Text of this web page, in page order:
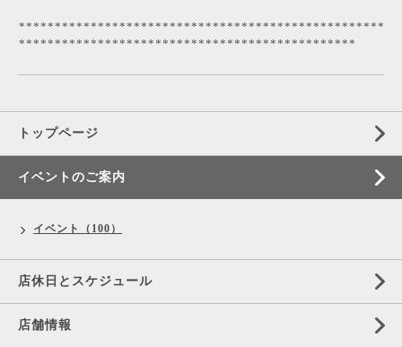
***************************************************
***********************************************
トップページ
イベントのご案内
イベント（100）
店休日とスケジュール
店舗情報